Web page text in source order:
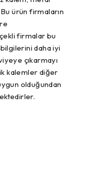
ürün firmaların
firmalar bu
daha iyi
çıkarmayı
kalemler diğer
olduğundan